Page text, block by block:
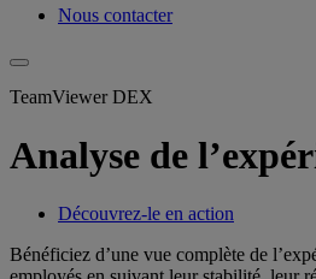
Nous contacter
TeamViewer DEX
Analyse de
Découvrez-le en action
Bénéficiez d’une vue complète de